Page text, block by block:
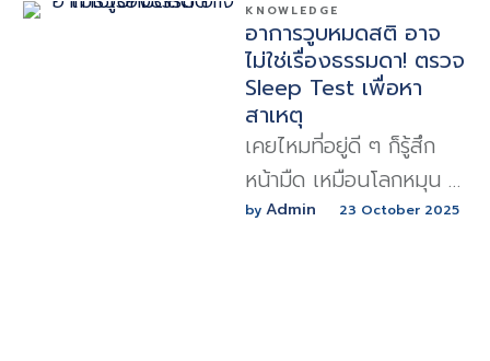
KNOWLEDGE
อาการวูบหมดสติ อาจ
ไม่ใช่เรื่องธรรมดา! ตรวจ
Sleep Test เพื่อหา
สาเหตุ
เคยไหมที่อยู่ดี ๆ ก็รู้สึก
หน้ามืด เหมือนโลกหมุน หู
อื้อ อาการแบบนี้ไม่ใช่เรื่อง
by Admin 23 October 2025